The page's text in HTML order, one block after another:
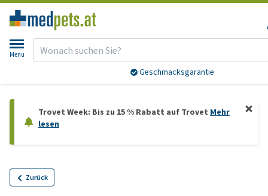
Menu
Bis 13:00 Uhr bestellt:übermorgen
Trovet Week: Bis zu 15 % Rabatt auf Trovet Mehr
lesen
Zurück